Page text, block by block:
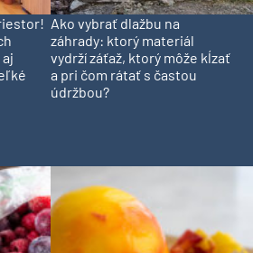
Ako vybrať dlažbu na
záhrady: ktorý materiál
vydrží záťaž, ktorý môže kĺzať
a pri čom rátať s častou
údržbou?